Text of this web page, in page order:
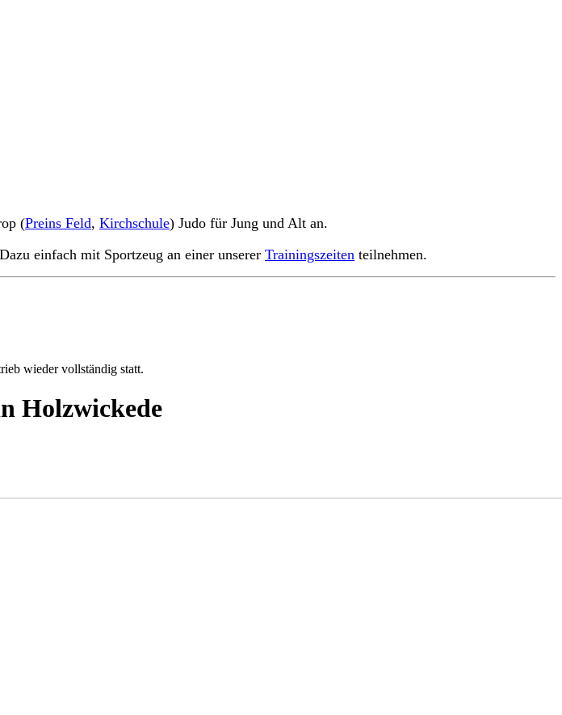
(Preins Feld, Kirchschule) Judo für Jung und Alt an.
einfach mit Sportzeug an einer unserer Trainingszeiten teilnehmen.
wieder vollständig statt.
Holzwickede